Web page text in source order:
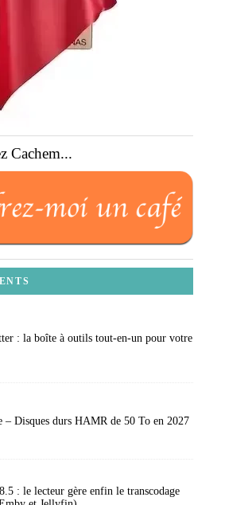
Cachem...
: la boîte à outils tout-en-un pour votre
– Disques durs HAMR de 50 To en 2027
: le lecteur gère enfin le transcodage